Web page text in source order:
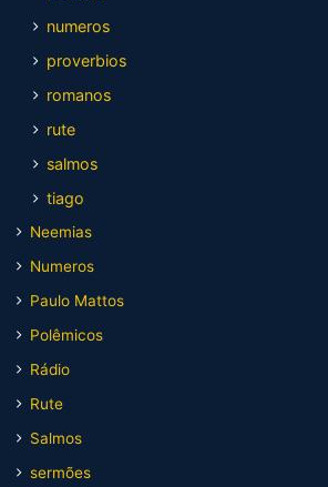
numeros
proverbios
romanos
rute
salmos
tiago
Neemias
Numeros
Paulo Mattos
Polêmicos
Rádio
Rute
Salmos
sermões